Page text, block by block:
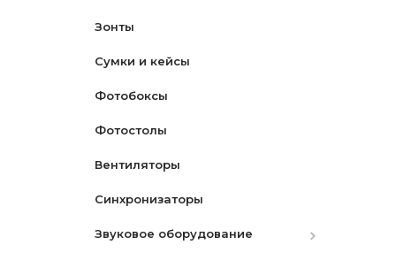
Чехлы
Макро
Наборы
Star- Звездный
Карты памяти
Крышки для объективов
Пульты
Переходные кольца
Аккумуляторы
Canon
Nikon
Зарядные устройства
Canon
Ремни
Зонты
Сумки и кейсы
Фотобоксы
Фотостолы
Вентиляторы
Синхронизаторы
Звуковое оборудование